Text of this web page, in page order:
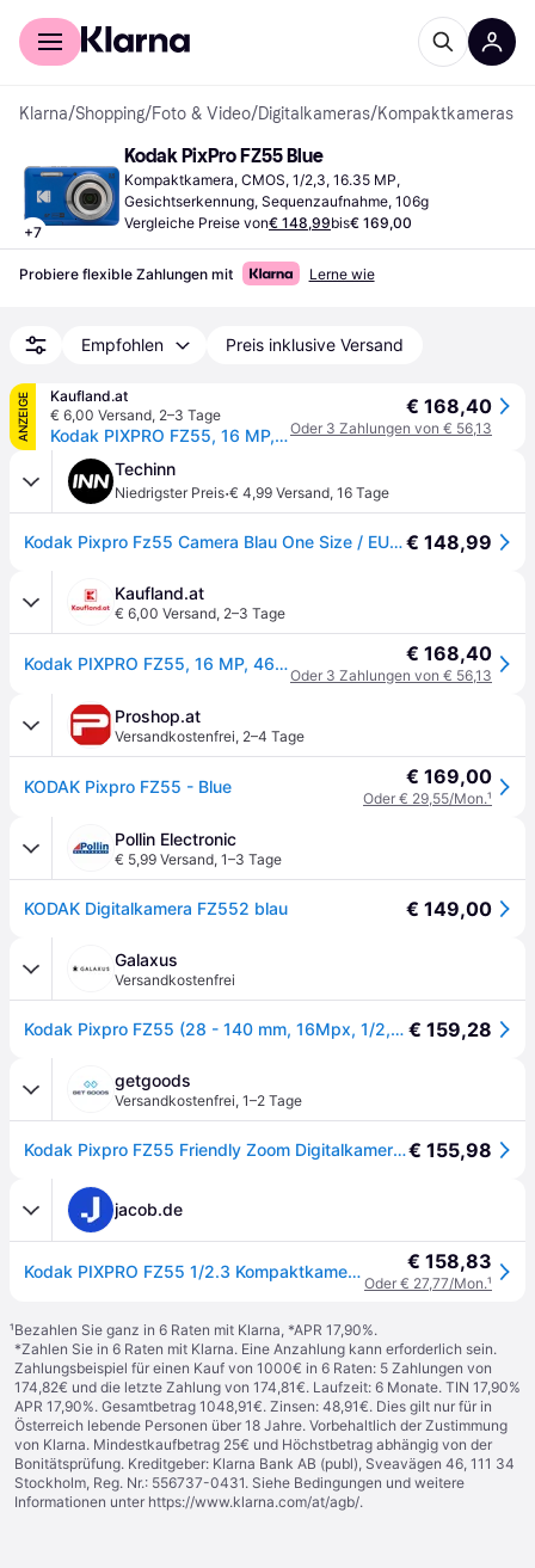
Für Shopper
Klarna/Shopping/Foto & Video/Digitalkameras/Kompaktkameras
+7
Kodak PixPro FZ55 Blue
Kompaktkamera, CMOS, 1/2,3, 16.35 MP,
Gesichtserkennung, Sequenzaufnahme, 106g
Vergleiche Preise von€ 148,99bis€ 169,00
Probiere flexible Zahlungen mit Lerne wie
Empfohlen Preis inklusive Versand
ANZEIGE
Kaufland.at
€ 6,00 Versand, 2–3 Tage
Kodak PIXPRO FZ55, 16 MP, 4608 x 3456 Pixel, CMOS, 5x, Full HD, Blau
€ 168,40
Oder 3 Zahlungen von € 56,13
Techinn
Niedrigster Preis·€ 4,99 Versand, 16 Tage
Kodak Pixpro Fz55 Camera Blau One Size / EU Plug 220V€ 148,99
Kaufland.at
€ 6,00 Versand, 2–3 Tage
Kodak PIXPRO FZ55, 16 MP, 4608 x 3456 Pixel, CMOS, 5x, Full HD, Blau € 168,40
Oder 3 Zahlungen von € 56,13
Proshop.at
Versandkostenfrei, 2–4 Tage
KODAK Pixpro FZ55 - Blue € 169,00
Oder € 29,55/Mon.¹
Pollin Electronic
€ 5,99 Versand, 1–3 Tage
KODAK Digitalkamera FZ552 blau € 149,00
Galaxus
Versandkostenfrei
Kodak Pixpro FZ55 (28 - 140 mm, 16Mpx, 1/2,3''), Kamera, Blau € 159,28
getgoods
Versandkostenfrei, 1–2 Tage
Kodak Pixpro FZ55 Friendly Zoom Digitalkamera 16 Megapixel Opt. Zoom: 5 x Blau Full HD Video, HDR-V€ 155,98
jacob.de
Kodak PIXPRO FZ55 1/2.3 Kompaktkamera 16 MP CMOS 4608 x 3456 Pixel Blau (FZ55BL) € 158,83
Oder € 27,77/Mon.¹
¹Bezahlen Sie ganz in 6 Raten mit Klarna, *APR 17,90%.
*Zahlen Sie in 6 Raten mit Klarna. Eine Anzahlung kann erforderlich sein.
Zahlungsbeispiel für einen Kauf von 1000€ in 6 Raten: 5 Zahlungen von
174,82€ und die letzte Zahlung von 174,81€. Laufzeit: 6 Monate. TIN 17,90%
APR 17,90%. Gesamtbetrag 1048,91€. Zinsen: 48,91€. Dies gilt nur für in
Österreich lebende Personen über 18 Jahre. Vorbehaltlich der Zustimmung
von Klarna. Mindestkaufbetrag 25€ und Höchstbetrag abhängig von der
Bonitätsprüfung. Kreditgeber: Klarna Bank AB (publ), Sveavägen 46, 111 34
Stockholm, Reg. Nr.: 556737-0431. Siehe Bedingungen und weitere
Informationen unter https://www.klarna.com/at/agb/.